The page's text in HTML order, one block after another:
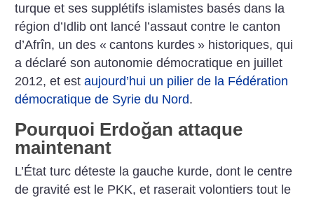
turque et ses supplétifs islamistes basés dans la
région d’Idlib ont lancé l’assaut contre le canton
d’Afrîn, un des « cantons kurdes » historiques, qui
a déclaré son autonomie démocratique en juillet
2012, et estaujourd’hui un pilier de la Fédération
démocratique de Syrie du Nord.
Pourquoi Erdoğan attaque
maintenant
L’État turc déteste la gauche kurde, dont le centre
de gravité est le PKK, et raserait volontiers tout le